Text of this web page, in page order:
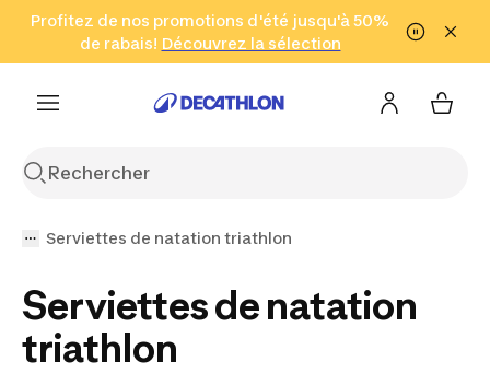
Aller à la recherche Aller au contenu Aller au pied de
Profitez de nos promotions d'été jusqu'à 50%
de rabais! Découvrez la sélection
Cliquez ici
en seulement 2 h!
(Zones sélectionnées)
Serviettes de natation triathlon
Serviettes de natation
triathlon